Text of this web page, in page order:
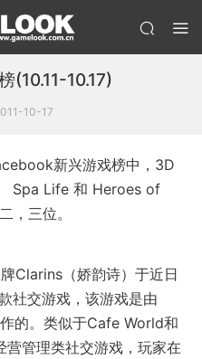
(10.11-10.17)
10-17
新兴游戏榜中，3D
Spa Life 和 Heroes of
，三位。
Clarins（娇韵诗）于近日
社交游戏，该游戏是由
的。类似于Cafe World和
管理类社交游戏，玩家在